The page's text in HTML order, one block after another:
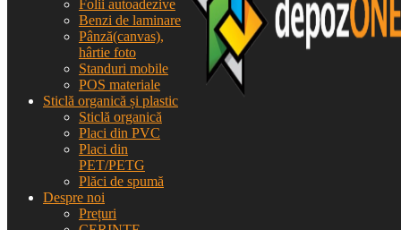
Folii autoadezive
Benzi de laminare
Pânză(canvas),
hârtie foto
Standuri mobile
POS materiale
Sticlă organică și plastic
Sticlă organică
Placi din PVC
Placi din
PET/PETG
Plăci de spumă
Despre noi
Prețuri